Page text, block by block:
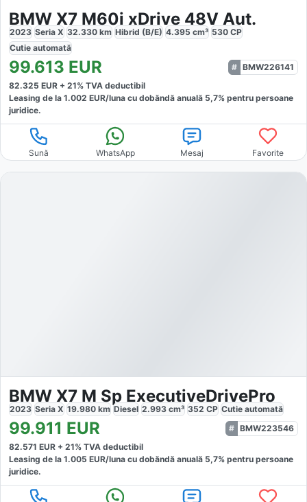
BMW X7 M60i xDrive 48V Aut.
2023 Seria X 32.330 km Hibrid (B/E) 4.395 cm³ 530 CP
Cutie automată
99.613 EUR
BMW226141
82.325 EUR + 21% TVA deductibil
Leasing de la 1.002 EUR/luna cu dobăndă anuală 5,7% pentru persoane
juridice.
Sună WhatsApp Mesaj Favorite
BMW X7 M Sp ExecutiveDrivePro
2023 Seria X 19.980 km Diesel 2.993 cm³ 352 CP Cutie automată
99.911 EUR
BMW223546
82.571 EUR + 21% TVA deductibil
Leasing de la 1.005 EUR/luna cu dobăndă anuală 5,7% pentru persoane
juridice.